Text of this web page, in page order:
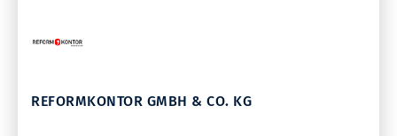
REFORMKONTOR GMBH & CO. KG